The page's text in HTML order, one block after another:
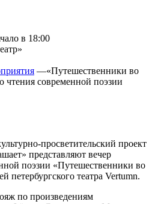
в 18:00
―«Путешественники во
чтения современной поэзии
просветительский проект
представляют вечер
поэзии «Путешественники во
петербургского театра Vertumn.
по произведениям